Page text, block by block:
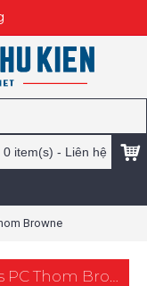
0 item(s) - Liên hệ
Browne
Ốp lưng Galaxy Z Flip 5 Likgus PC Thom Browne